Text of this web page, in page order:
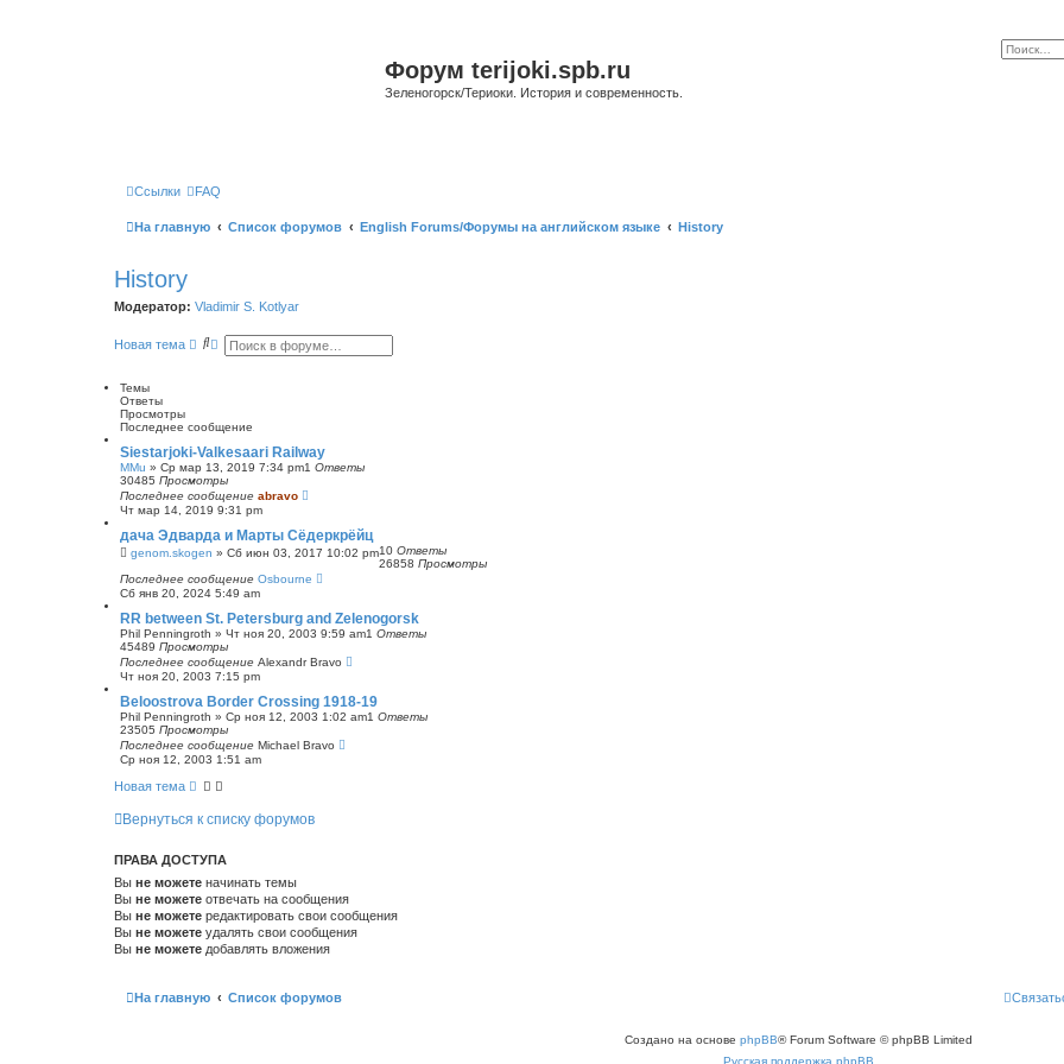
Форум terijoki.spb.ru
Зеленогорск/Териоки. История и современность.
Ссылки FAQ
На главную Список форумов English Forums/Форумы на английском языке History
History
Модератор: Vladimir S. Kotlyar
Новая тема
П Р
е
н
ы
й
п
о
с
к
Темы
Ответы
Просмотры
Последнее сообщение
Siestarjoki-Valkesaari Railway
MMu » Ср мар 13, 2019 7:34 pm1 Ответы
30485 Просмотры
Последнее сообщение abravo
Чт мар 14, 2019 9:31 pm
дача Эдварда и Марты Сёдеркрёйц
genom.skogen » Сб июн 03, 2017 10:02 pm10 Ответы
26858 Просмотры
Последнее сообщение Osbourne
Сб янв 20, 2024 5:49 am
RR between St. Petersburg and Zelenogorsk
Phil Penningroth » Чт ноя 20, 2003 9:59 am1 Ответы
45489 Просмотры
Последнее сообщение Alexandr Bravo
Чт ноя 20, 2003 7:15 pm
Beloostrova Border Crossing 1918-19
Phil Penningroth » Ср ноя 12, 2003 1:02 am1 Ответы
23505 Просмотры
Последнее сообщение Michael Bravo
Ср ноя 12, 2003 1:51 am
Новая тема
Вернуться к списку форумов
ПРАВА ДОСТУПА
Вы не можете начинать темы
Вы не можете отвечать на сообщения
Вы не можете редактировать свои сообщения
Вы не можете удалять свои сообщения
Вы не можете добавлять вложения
На главную Список форумов
Создано на основе phpBB® Forum Software © phpBB Limited
Русская поддержка phpBB